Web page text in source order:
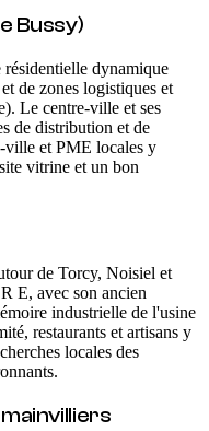
Bussy)
dynamique
de zones logistiques et
Le centre-ville et ses
de distribution et de
ville et PME locales y
vitrine et un bon
de Torcy, Noisiel et
E, avec son ancien
industrielle de l'usine
restaurants et artisans y
locales des